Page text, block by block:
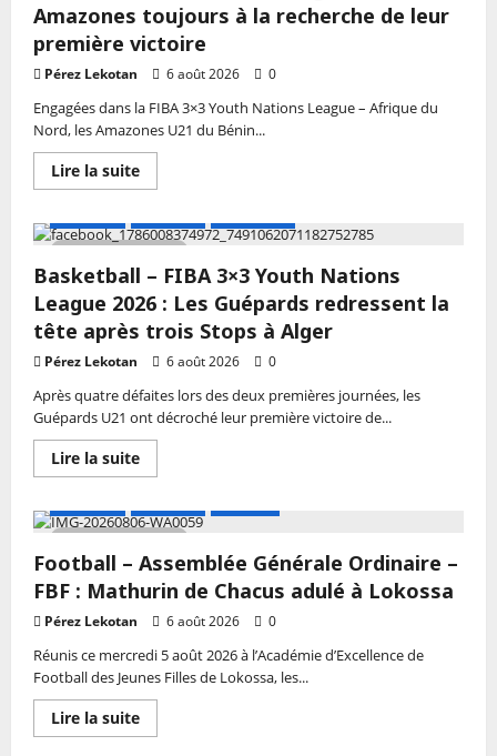
Féminin
2026
:
«
Elles
sont
là
pour
apprendre,
le
haut
»;
Coach
Olivier
Quenum
Amazones toujours à la recherche de leur
première victoire
Pérez Lekotan 6 août 2026 0
Engagées dans la FIBA 3×3 Youth Nations League – Afrique du
Nord, les Amazones U21 du Bénin...
Lire la suiteEn
savoir
FIBA
3×3
Youth
Nations
League
2026
Les
Amazones
toujours
à
la
recherche
première
victoire
Basketball – FIBA 3×3 Youth Nations
League 2026 : Les Guépards redressent la
tête après trois Stops à Alger
Pérez Lekotan 6 août 2026 0
Après quatre défaites lors des deux premières journées, les
Guépards U21 ont décroché leur première victoire de...
Lire la suiteEn
savoir
Basketball
–
3×3
Youth
Nations
League
2026
Les
Guépards
redressent
la
tête
après
Football – Assemblée Générale Ordinaire –
FBF : Mathurin de Chacus adulé à Lokossa
Pérez Lekotan 6 août 2026 0
Réunis ce mercredi 5 août 2026 à l’Académie d’Excellence de
Football des Jeunes Filles de Lokossa, les...
Lire la suiteEn
savoir